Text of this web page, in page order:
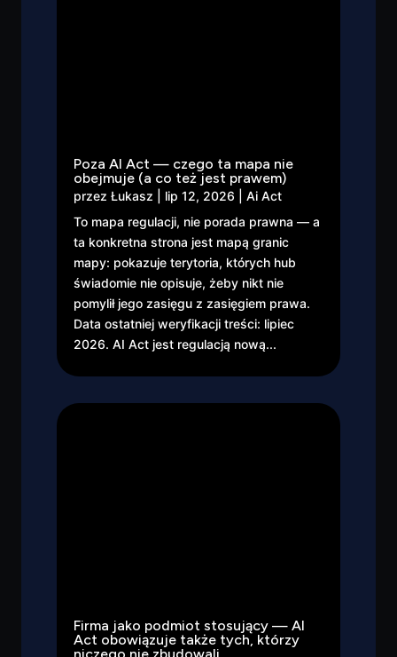
Poza AI Act — czego ta mapa nie
obejmuje (a co też jest prawem)
przez Łukasz lip 12, 2026
Ai Act
To mapa regulacji, nie porada prawna — a
ta konkretna strona jest mapą granic
mapy: pokazuje terytoria, których hub
świadomie nie opisuje, żeby nikt nie
pomylił jego zasięgu z zasięgiem prawa.
Data ostatniej weryfikacji treści: lipiec
2026. AI Act jest regulacją nową...
Firma jako podmiot stosujący — AI
Act obowiązuje także tych, którzy